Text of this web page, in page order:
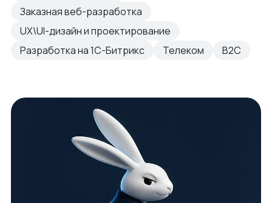
Заказная веб-разработка
UX\UI-дизайн и проектирование
Разработка на 1С-Битрикс
Телеком B2C